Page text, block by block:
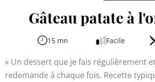
Gâteau patate à
15 mn Facile
Un dessert que je fais régulièrement
redemande à chaque fois. Recette